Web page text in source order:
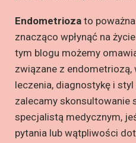
Endometrioza to
znacząco wpłynąć na
tym blogu możemy
związane z
leczenia, diagnostykę i
zalecamy skonsultowanie
specjalistą medycznym,
pytania lub wątpliwości